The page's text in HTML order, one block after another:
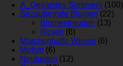
A_Gesamtes Sortiment (100)
Bezaubernde Blumen (22)
Blumenfreuden (13)
Rosen (6)
Märchenhafte Wesen (6)
Motive (6)
Neuheiten (12)